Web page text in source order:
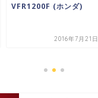
VFR1200F (ホンダ)
2016年7月21日